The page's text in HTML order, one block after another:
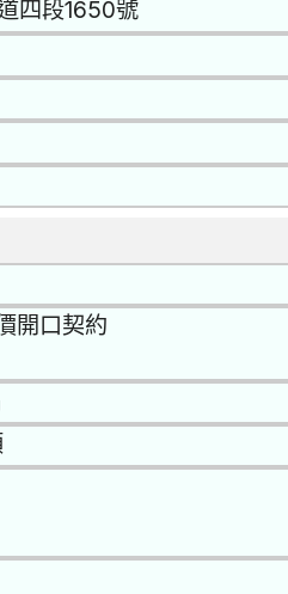
四段1650號
開口契約